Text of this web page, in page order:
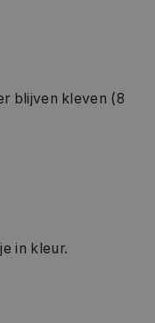
blijven kleven (8
in kleur.